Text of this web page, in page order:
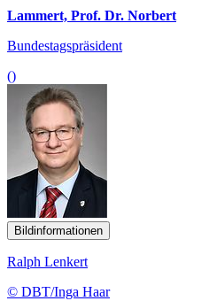
Lammert, Prof. Dr. Norbert
Bundestagspräsident
()
Bildinformationen
Ralph Lenkert
© DBT/Inga Haar